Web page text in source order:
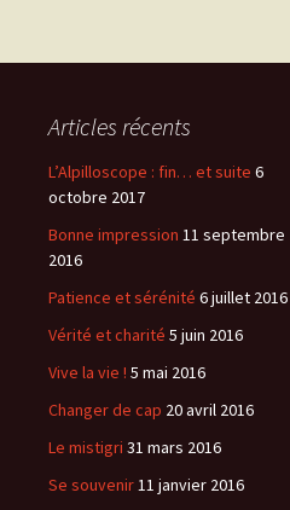
articles
Articles récents
L’Alpilloscope : fin… et suite 6
octobre 2017
Bonne impression 11 septembre
2016
Patience et sérénité 6 juillet 2016
Vérité et charité 5 juin 2016
Vive la vie ! 5 mai 2016
Changer de cap 20 avril 2016
Le mistigri 31 mars 2016
Se souvenir11 janvier 2016